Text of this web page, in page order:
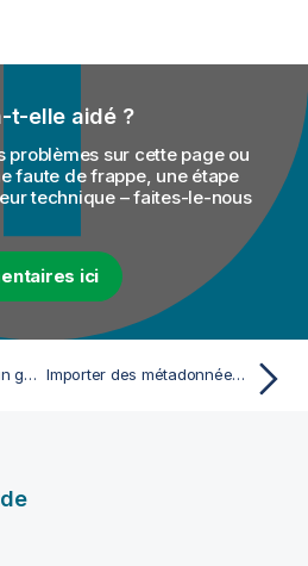
t-elle aidé ?
problèmes sur cette page ou
faute de frappe, une étape
technique – faites-le-nous
ici
Utiliser les variables d'un groupe de contextes existant afin de configurer une connexion Importer des métadonnées de connexion à une base de données